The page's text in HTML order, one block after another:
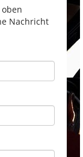
Nachricht